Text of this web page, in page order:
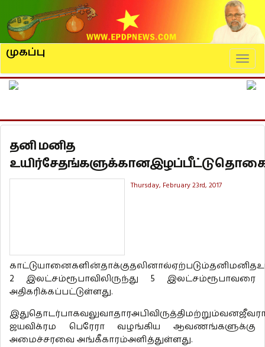
முகப்பு
தனி மனித
Thursday, February 23rd, 2017
2 இலட்சம்ரூபாவிலிருந்து 5 இலட்சம்ரூபாவரை
அதிகரிக்கப்பட்டுள்ளது.
ஜயவிக்ரம பெரேரா வழங்கிய ஆவணங்களுக்கு
அமைச்சரவை அங்கீகாரம்அளித்துள்ளது.